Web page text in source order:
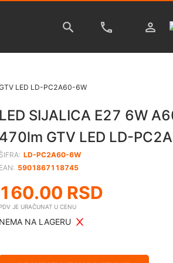
LED LD-PC2A60-6W
LED SIJALICA E27 6W
470lm GTV LED LD-
ŠIFRA: LD-PC2A60-6W
EAN: 5901867118745
160.00 RSD
PDV JE URAČUNAT U CENU
NEMA NA LAGERU